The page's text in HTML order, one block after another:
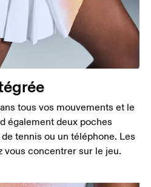
tous vos mouvements et le
également deux poches
tennis ou un téléphone. Les
vous concentrer sur le jeu.